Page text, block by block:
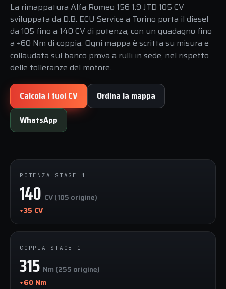
La rimappatura Alfa Romeo 156 1.9 JTD 105 CV
sviluppata da D.B. ECU Service a Torino porta il diesel
da 105 fino a 140 CV di potenza, con un guadagno fino
a +60 Nm di coppia. Ogni mappa è scritta su misura e
collaudata sul banco prova a rulli in sede, nel rispetto
delle tolleranze del motore.
Calcola i tuoi CV Ordina la mappa
WhatsApp
POTENZA STAGE 1
140 CV (105 origine)
+35 CV
COPPIA STAGE 1
315 Nm (255 origine)
+60 Nm